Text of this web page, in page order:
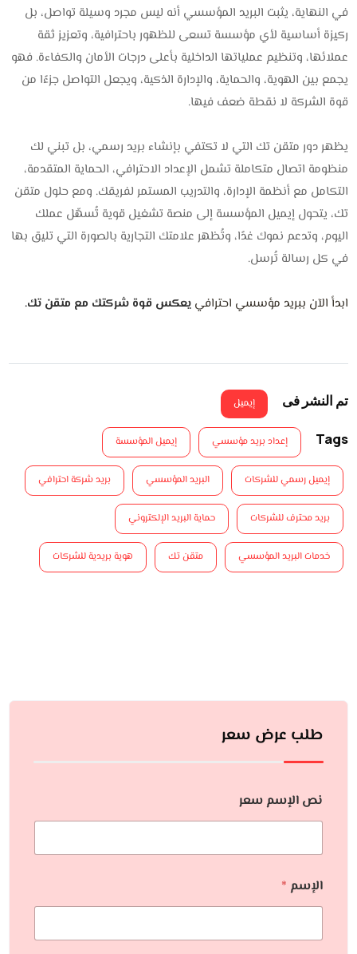
في النهاية، يثبت البريد المؤسسي أنه ليس مجرد وسيلة تواصل، بل
ركيزة أساسية لأي مؤسسة تسعى للظهور باحترافية، وتعزيز ثقة
عملائها، وتنظيم عملياتها الداخلية بأعلى درجات الأمان والكفاءة. فهو
يجمع بين الهوية، والحماية، والإدارة الذكية، ويجعل التواصل جزءًا من
قوة الشركة لا نقطة ضعف فيها.
يظهر دور متقن تك التي لا تكتفي بإنشاء بريد رسمي، بل تبني لك
منظومة اتصال متكاملة تشمل الإعداد الاحترافي، الحماية المتقدمة،
التكامل مع أنظمة الإدارة، والتدريب المستمر لفريقك. ومع حلول متقن
تك، يتحول إيميل المؤسسة إلى منصة تشغيل قوية تُسهّل عملك
اليوم، وتدعم نموك غدًا، وتُظهر علامتك التجارية بالصورة التي تليق بها
في كل رسالة تُرسل.
ابدأ الآن ببريد مؤسسي احترافي يعكس قوة شركتك مع متقن تك.
تم النشر فى إيميل
Tags إعداد بريد مؤسسي إيميل المؤسسة
إيميل رسمي للشركات البريد المؤسسي بريد شركة احترافي
بريد محترف للشركات حماية البريد الإلكتروني
خدمات البريد المؤسسي متقن تك هوية بريدية للشركات
طلب عرض سعر
نص الإسم سعر
الإسم *